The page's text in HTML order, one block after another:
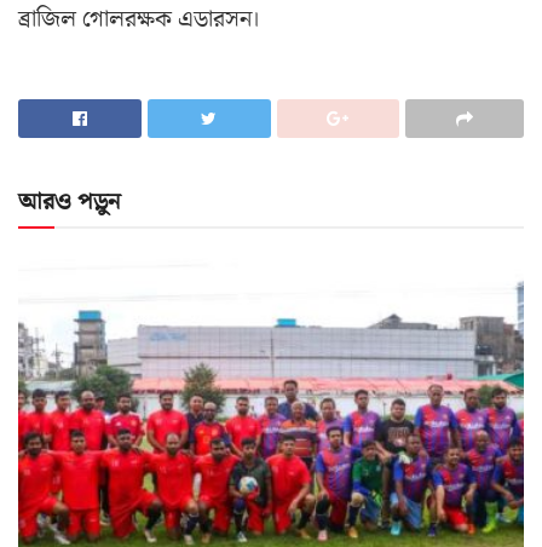
ব্রাজিল গোলরক্ষক এডারসন।
আরও পড়ুন